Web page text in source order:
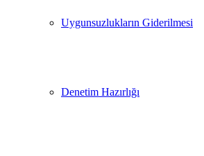
Uygunsuzlukların Giderilmesi
Denetim Hazırlığı